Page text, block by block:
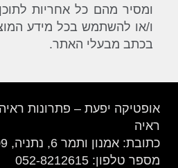
ומסיר מהם כל אחריות
ו/או להשתמש בכל מידע
בכתב מבעלי האתר.
אופטיקה יפעת – פתרונות
ראיה
כתובת: אמנון ותמר 6, נתניה, 4220209
מספר טלפון: 052-8212615